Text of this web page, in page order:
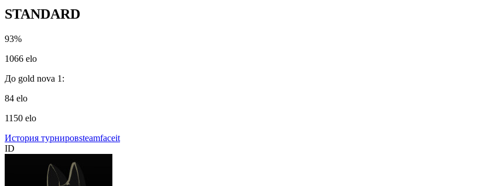
STANDARD
93%
1066 elo
До gold nova 1:
84 elo
1150 elo
История турнировsteamfaceit
ID